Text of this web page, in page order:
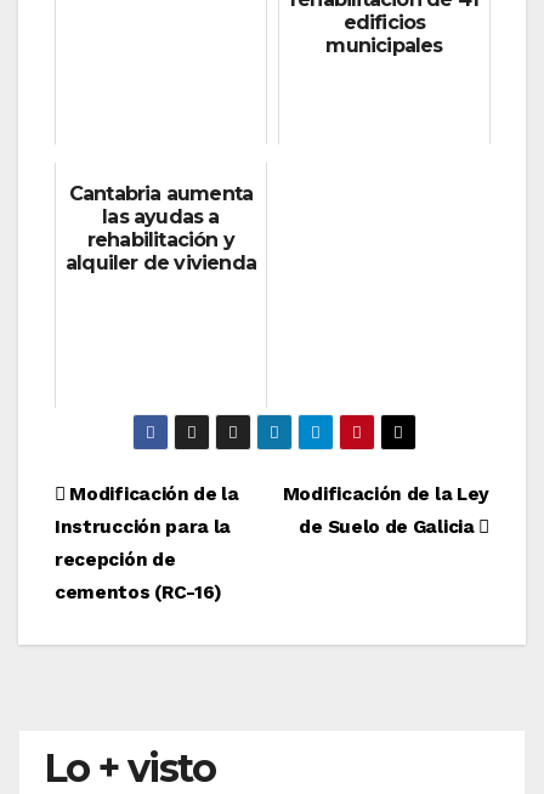
edificios
municipales
Cantabria aumenta
las ayudas a
rehabilitación y
alquiler de vivienda
Navegación
de
entradas
Modificación de la Ley
de Suelo de Galicia
Modificación de la
Instrucción para la
recepción de
cementos (RC-16)
Lo + visto